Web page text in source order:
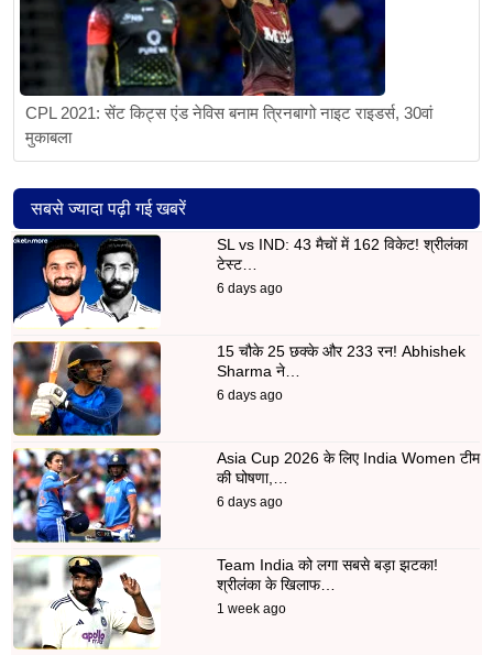
CPL 2021: सेंट किट्स एंड नेविस बनाम त्रिनबागो नाइट राइडर्स, 30वां
मुकाबला
सबसे ज्यादा पढ़ी गई खबरें
SL vs IND: 43 मैचों में 162 विकेट! श्रीलंका
टेस्ट…
6 days ago
15 चौके 25 छक्के और 233 रन! Abhishek
Sharma ने…
6 days ago
Asia Cup 2026 के लिए India Women टीम
की घोषणा,…
6 days ago
Team India को लगा सबसे बड़ा झटका!
श्रीलंका के खिलाफ…
1 week ago